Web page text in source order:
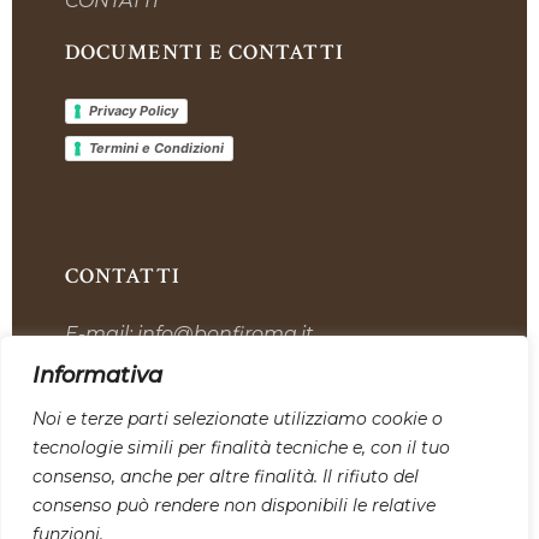
Informativa
Noi e terze parti selezionate utilizziamo cookie o
tecnologie simili per finalità tecniche e, con il tuo
consenso, anche per altre finalità. Il rifiuto del
consenso può rendere non disponibili le relative
funzioni.
DOCUMENTI E CONTATTI
Privacy Policy
Termini e Condizioni
CONTATTI
E-mail:info@bonfiroma.it
Telefono:+39 328 7419311
Sede:
Via dell’Industria, 12, 00059 Tolfa
SEGUICI SU I NOSTRI CANALI
SOCIAL: